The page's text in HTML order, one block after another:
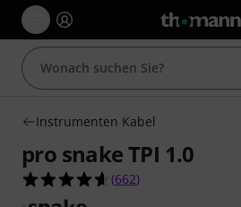
Instrumenten Kabel
pro snake TPI 1.0
4.6 von 5 Sternen
(662)